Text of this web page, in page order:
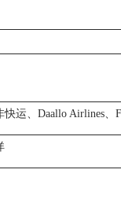
快运、 Daallo Airlines、